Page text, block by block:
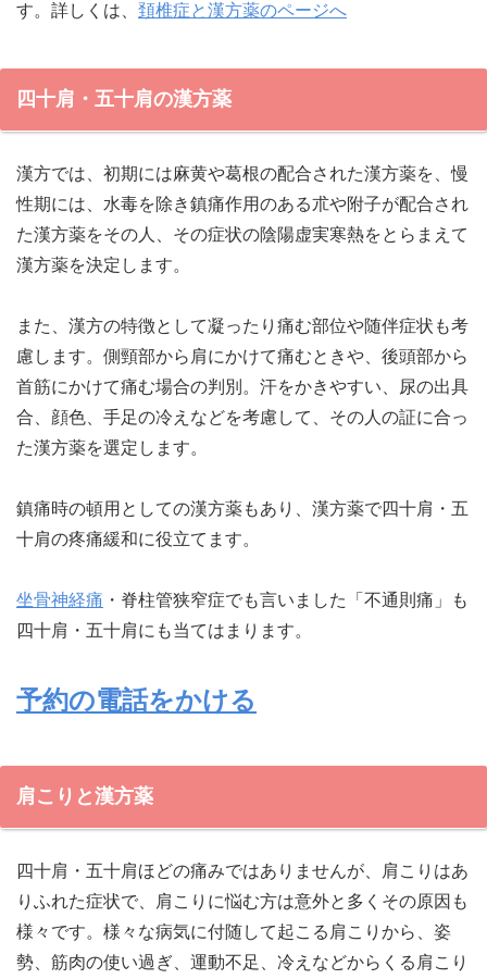
す。詳しくは、 頚椎症と漢方薬のページへ
四十肩・五十肩の漢方薬
漢方では、初期には麻黄や葛根の配合された漢方薬を、慢
性期には、水毒を除き鎮痛作用のある朮や附子が配合され
た漢方薬をその人、その症状の陰陽虚実寒熱をとらまえて
漢方薬を決定します。
また、漢方の特徴として凝ったり痛む部位や随伴症状も考
慮します。側頸部から肩にかけて痛むときや、後頭部から
首筋にかけて痛む場合の判別。汗をかきやすい、尿の出具
合、顔色、手足の冷えなどを考慮して、その人の証に合っ
た漢方薬を選定します。
鎮痛時の頓用としての漢方薬もあり、漢方薬で四十肩・五
十肩の疼痛緩和に役立てます。
坐骨神経痛 ・脊柱管狭窄症でも言いました「不通則痛」も
四十肩・五十肩にも当てはまります。
予約の電話をかける
肩こりと漢方薬
四十肩・五十肩ほどの痛みではありませんが、肩こりはあ
りふれた症状で、肩こりに悩む方は意外と多くその原因も
様々です。様々な病気に付随して起こる肩こりから、姿
勢、筋肉の使い過ぎ、運動不足、冷えなどからくる肩こり